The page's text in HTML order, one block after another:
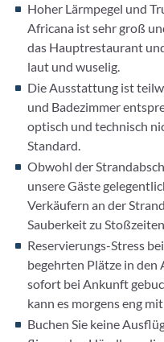
Hoher Lärmpegel und
Africana ist sehr groß
das Hauptrestaurant
laut und wuselig.
Die Ausstattung ist
und Badezimmer
optisch und technisch
Standard.
Obwohl der
unsere Gäste
Verkäufern an der
Sauberkeit zu
Reservierungs-Stress
begehrten Plätze in
sofort bei Ankunft
kann es morgens eng
Buchen Sie keine